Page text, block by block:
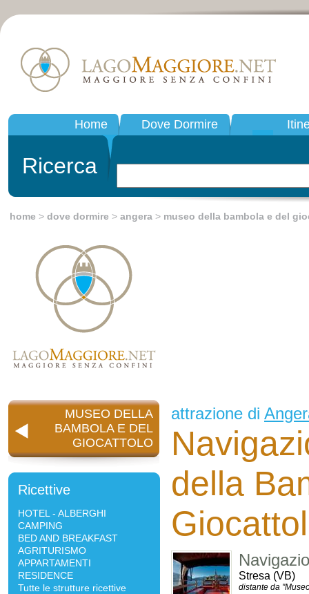
Home Dove Dormire
Ricerca
home > dove dormire > angera > museo della bambola e del
MUSEO DELLA
BAMBOLA E DEL
GIOCATTOLO
Ricettive
HOTEL - ALBERGHI
CAMPING
BED AND BREAKFAST
AGRITURISMO
APPARTAMENTI
RESIDENCE
Tutte le strutture ricettive
attrazione di
della
Stresa (VB)
distante da